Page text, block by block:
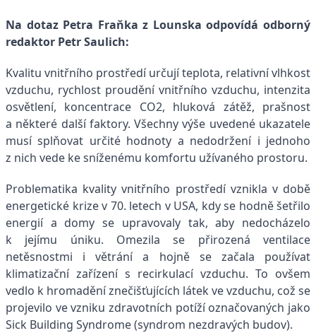
Na dotaz Petra Fraňka z Lounska odpovídá odborný
redaktor Petr Saulich:
Kvalitu vnitřního prostředí určují teplota, relativní vlhkost
vzduchu, rychlost proudění vnitřního vzduchu, intenzita
osvětlení, koncentrace CO2, hluková zátěž, prašnost
a některé další faktory. Všechny výše uvedené ukazatele
musí splňovat určité hodnoty a nedodržení i jednoho
z nich vede ke sníženému komfortu užívaného prostoru.
Problematika kvality vnitřního prostředí vznikla v době
energetické krize v 70. letech v USA, kdy se hodně šetřilo
energií a domy se upravovaly tak, aby nedocházelo
k jejímu úniku. Omezila se přirozená ventilace
netěsnostmi i větrání a hojně se začala používat
klimatizační zařízení s recirkulací vzduchu. To ovšem
vedlo k hromadění znečišťujících látek ve vzduchu, což se
projevilo ve vzniku zdravotních potíží označovaných jako
Sick Building Syndrome (syndrom nezdravých budov).